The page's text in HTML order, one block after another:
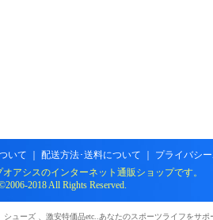
いて ｜ 配送方法･送料について ｜ プライバシ
アシスのインターネット通販ショップです。
2018 All Rights Reserved.
ューズ 、激安特価品etc..あなたのスポーツライフをサポ